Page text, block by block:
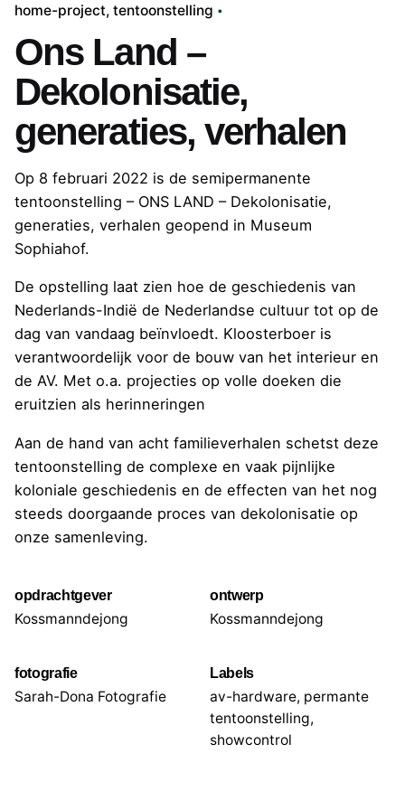
home-project tentoonstelling
Ons Land –
Dekolonisatie,
generaties, verhalen
Op 8 februari 2022 is de semipermanente
tentoonstelling – ONS LAND – Dekolonisatie,
generaties, verhalen geopend in Museum
Sophiahof.
De opstelling laat zien hoe de geschiedenis van
Nederlands-Indië de Nederlandse cultuur tot op de
dag van vandaag beïnvloedt. Kloosterboer is
verantwoordelijk voor de bouw van het interieur en
de AV. Met o.a. projecties op volle doeken die
eruitzien als herinneringen
Aan de hand van acht familieverhalen schetst deze
tentoonstelling de complexe en vaak pijnlijke
koloniale geschiedenis en de effecten van het nog
steeds doorgaande proces van dekolonisatie op
onze samenleving.
opdrachtgever
Kossmanndejong
ontwerp
Kossmanndejong
fotografie
Sarah-Dona Fotografie
Labels
av-hardware, permante
tentoonstelling,
showcontrol